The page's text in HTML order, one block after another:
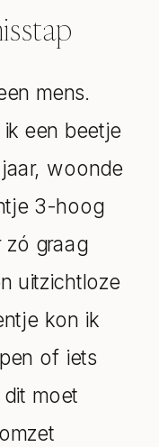
mens.
een beetje
woonde
3-hoog
zó graag
uitzichtloze
kon ik
of iets
moet